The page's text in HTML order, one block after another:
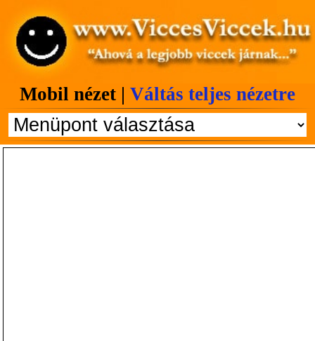
Mobil nézet | Váltás teljes nézetre